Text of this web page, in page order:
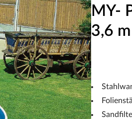
MY-
3,6